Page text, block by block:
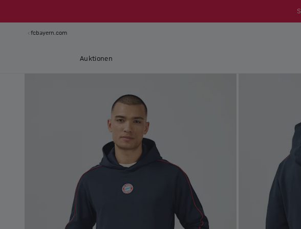
fcbayern.com
Auktionen